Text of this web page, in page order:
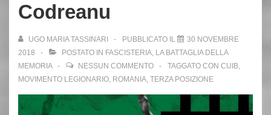
Codreanu
UGO MARIA TASSINARI PUBBLICATO IL
30 NOVEMBRE
2018
POSTATO IN FASCISTERIA, LA BATTAGLIA DELLA
MEMORIA
NESSUN COMMENTO TAGGATO CON CUIB,
MOVIMENTO LEGIONARIO, ROMANIA, TERZA POSIZIONE